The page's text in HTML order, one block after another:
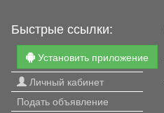
Быстрые ссылки:
Установить приложение
Личный кабинет
Подать объявление